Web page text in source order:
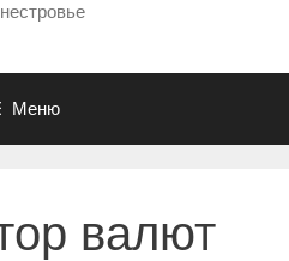
Меню
валют